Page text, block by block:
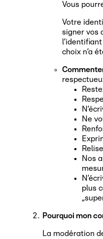
Vous
Votre
signer vos
choix n’a
Ne
Nos
plus
Pourquoi mon
La modération